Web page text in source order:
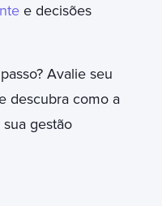
e decisões
Avalie seu
descubra como a
gestão